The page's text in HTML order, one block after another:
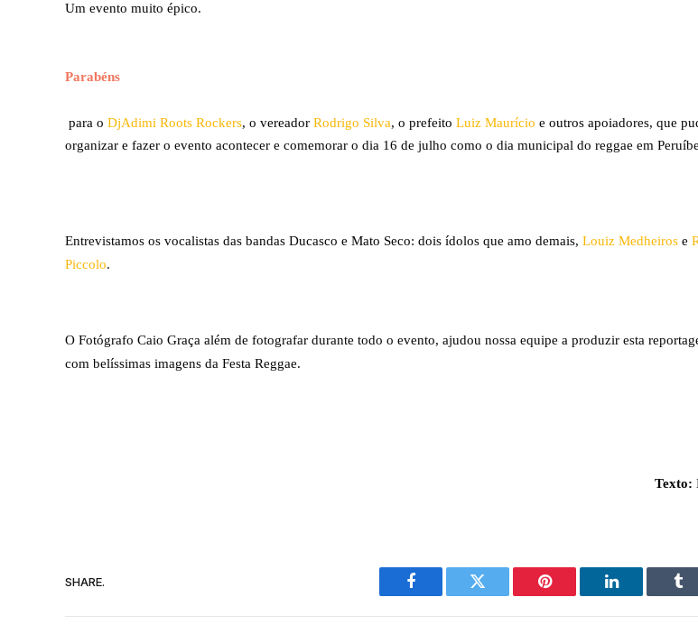
Um evento muito épico.
Parabéns
para o DjAdimi Roots Rockers, o vereador Rodrigo Silva, o prefeito Luiz Maurício e outros apoiadores, que
organizar e fazer o evento acontecer e comemorar o dia 16 de julho como o dia municipal do reggae em
Entrevistamos os vocalistas das bandas Ducasco e Mato Seco: dois ídolos que amo demais, Louiz Medheiros e
Piccolo.
O Fotógrafo Caio Graça além de fotografar durante todo o evento, ajudou nossa equipe a produzir esta
com belíssimas imagens da Festa Reggae.
Texto:
SHARE.
Facebook Twitter Pinterest LinkedIn